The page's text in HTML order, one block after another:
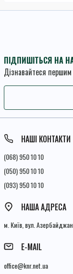
ПІДПИШІТЬСЯ НА
Дізнавайтеся
Умови
НАШІ КОНТАКТИ
(068) 950 10 10
(050) 950 10 10
(093) 950 10 10
НАША АДРЕСА
м. Київ, вул.
E-MAIL
office@knr.net.ua